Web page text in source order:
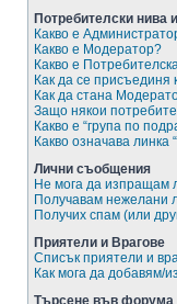
Потребителски нива
Какво е
Какво е Модератор?
Какво е
Как да се присъединя
Как да стана
Защо някои
Какво е “група по
Какво означава линка
Лични съобщения
Не мога да изпращам
Получавам нежелани
Получих спам (или
Приятели и Врагове
Списък приятели и
Как мога да добавям/
Търсене във форума